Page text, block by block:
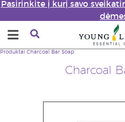
Pasirinkite į kurį savo
Charcoal
Produktai Charcoal Bar Soap